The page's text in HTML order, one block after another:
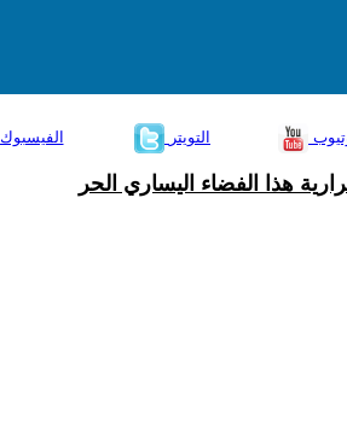
الفيسبوك
التويتر
هذا الفضاء اليساري الحر